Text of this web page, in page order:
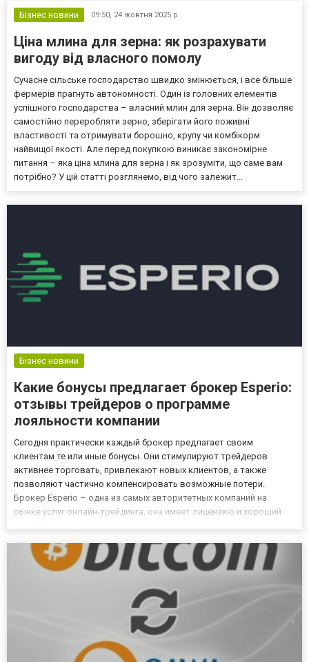
Бізнес новини 09:50, 24 жовтня 2025 р.
Ціна млина для зерна: як розрахувати
вигоду від власного помолу
Сучасне сільське господарство швидко змінюється, і все більше
фермерів прагнуть автономності. Один із головних елементів
успішного господарства – власний млин для зерна. Він дозволяє
самостійно переробляти зерно, зберігати його поживні
властивості та отримувати борошно, крупу чи комбікорм
найвищої якості. Але перед покупкою виникає закономірне
питання – яка ціна млина для зерна і як зрозуміти, що саме вам
потрібно? У цій статті розглянемо, від чого залежит...
Бізнес новини
Какие бонусы предлагает брокер Esperio:
отзывы трейдеров о программе
лояльности компании
Сегодня практически каждый брокер предлагает своим
клиентам те или иные бонусы. Они стимулируют трейдеров
активнее торговать, привлекают новых клиентов, а также
позволяют частично компенсировать возможные потери.
Брокер Esperio – одна из самых авторитетных компаний на
рынке услуг онлайн-трейдинга, она имеет лицензию и хороший
преимуществами.Бону...